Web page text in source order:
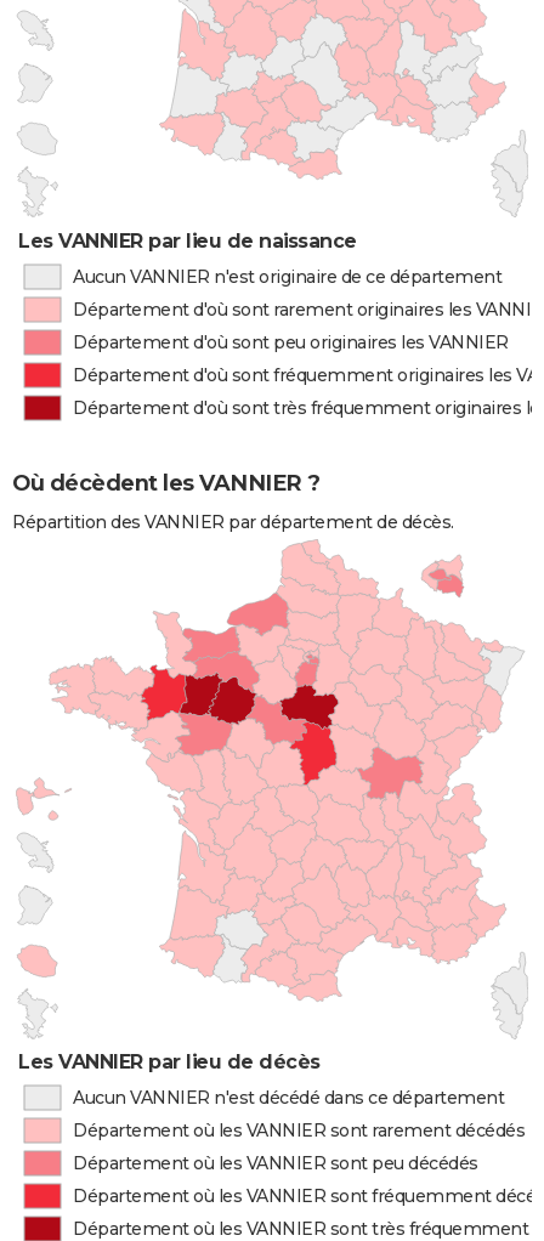
Les VANNIER par lieu de naissance
Aucun VANNIER n'est originaire de ce département
Département d'où sont rarement originaires les
Département d'où sont peu originaires les VANNIER
Département d'où sont fréquemment originaires les
Département d'où sont très fréquemment originaires
Où décèdent les VANNIER ?
Répartition des VANNIER par département de décès.
Les VANNIER par lieu de décès
Aucun VANNIER n'est décédé dans ce département
Département où les VANNIER sont rarement décédés
Département où les VANNIER sont peu décédés
Département où les VANNIER sont fréquemment
Département où les VANNIER sont très fréquemment